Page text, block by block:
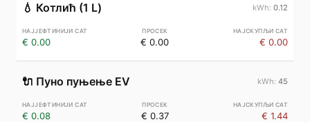
💧 Котлић (1 L) 0.12
€ 0.00 € 0.00 € 0.00
🔌 Пуно пуњење EV 45
€ 0.08 € 0.37 € 1.44